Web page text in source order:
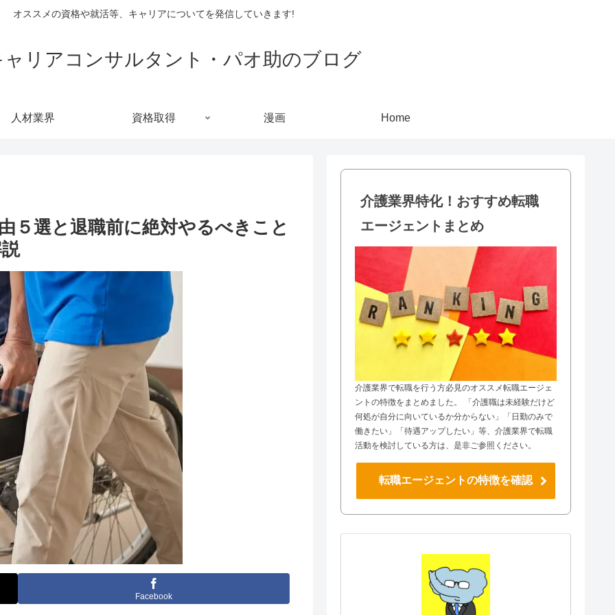
オススメの資格や就活等、キャリアについてを発信していきます!
ャリアコンサルタント・パオ助のブログ
人材業界 資格取得 漫画 Home
５選と退職前に絶対やるべきこと
Facebook
介護業界特化！おすすめ転職
エージェントまとめ
介護業界で転職を行う方必見のオススメ転職エージェ
ントの特徴をまとめました。 「介護職は未経験だけど
何処が自分に向いているか分からない」「日勤のみで
働きたい」「待遇アップしたい」等、介護業界で転職
活動を検討している方は、是非ご参照ください。
転職エージェントの特徴を確認